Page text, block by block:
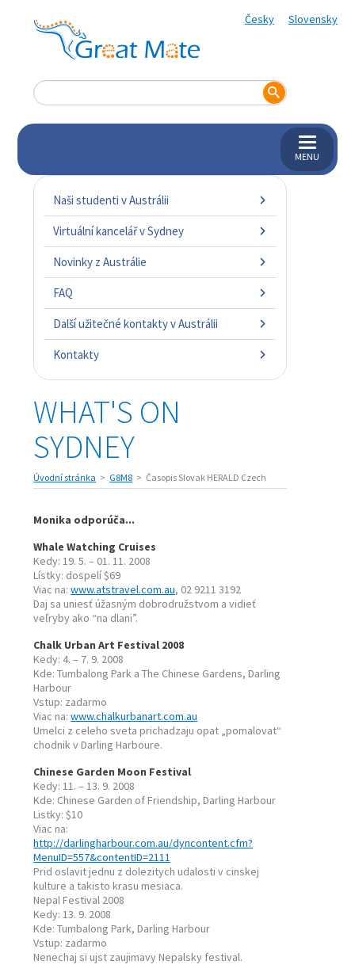
Česky Slovensky
MENU
Naši studenti v Austrálii
Virtuální kancelář v Sydney
Novinky z Austrálie
FAQ
Další užitečné kontakty v Austrálii
Kontakty
WHAT'S ON
SYDNEY
Úvodní stránka G8M8 Časopis Slovak HERALD Czech
Monika odporúča...
Whale Watching Cruises
Kedy: 19. 5. – 01. 11. 2008
Lístky: dospelí $69
Viac na:www.atstravel.com.au, 02 9211 3192
Daj sa uniesť úžasným dobrodružstvom a vidieť
veľryby ako “na dlani”.
Chalk Urban Art Festival 2008
Kedy: 4. – 7. 9. 2008
Kde: Tumbalong Park a The Chinese Gardens, Darling
Harbour
Vstup: zadarmo
Viac na:www.chalkurbanart.com.au
Umelci z celeho sveta prichadzaju opat „pomalovat“
chodnik v Darling Harboure.
Chinese Garden Moon Festival
Kedy: 11. – 13. 9. 2008
Kde: Chinese Garden of Friendship, Darling Harbour
Listky: $10
Viac na:
http://darlingharbour.com.au/dyncontent.cfm?
MenuID=557&contentID=2111
Prid oslavit jednu z dolezitych udalosti v cinskej
kulture a takisto krasu mesiaca.
Nepal Festival 2008
Kedy: 13. 9. 2008
Kde: Tumbalong Park, Darling Harbour
Vstup: zadarmo
Nenechaj si ujst zaujimavy Nepalsky festival.